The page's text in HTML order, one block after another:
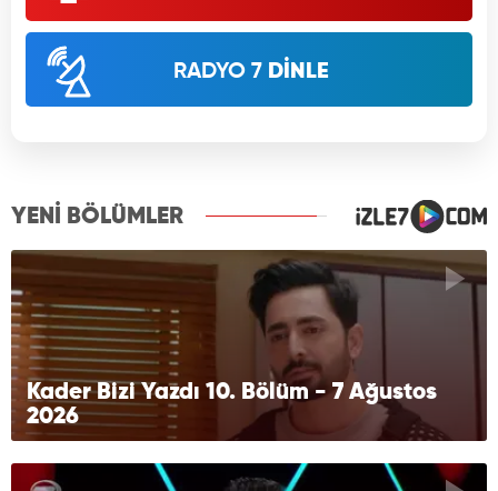
RADYO 7 DİNLE
YENİ BÖLÜMLER
Kader Bizi Yazdı 10. Bölüm - 7 Ağustos
2026